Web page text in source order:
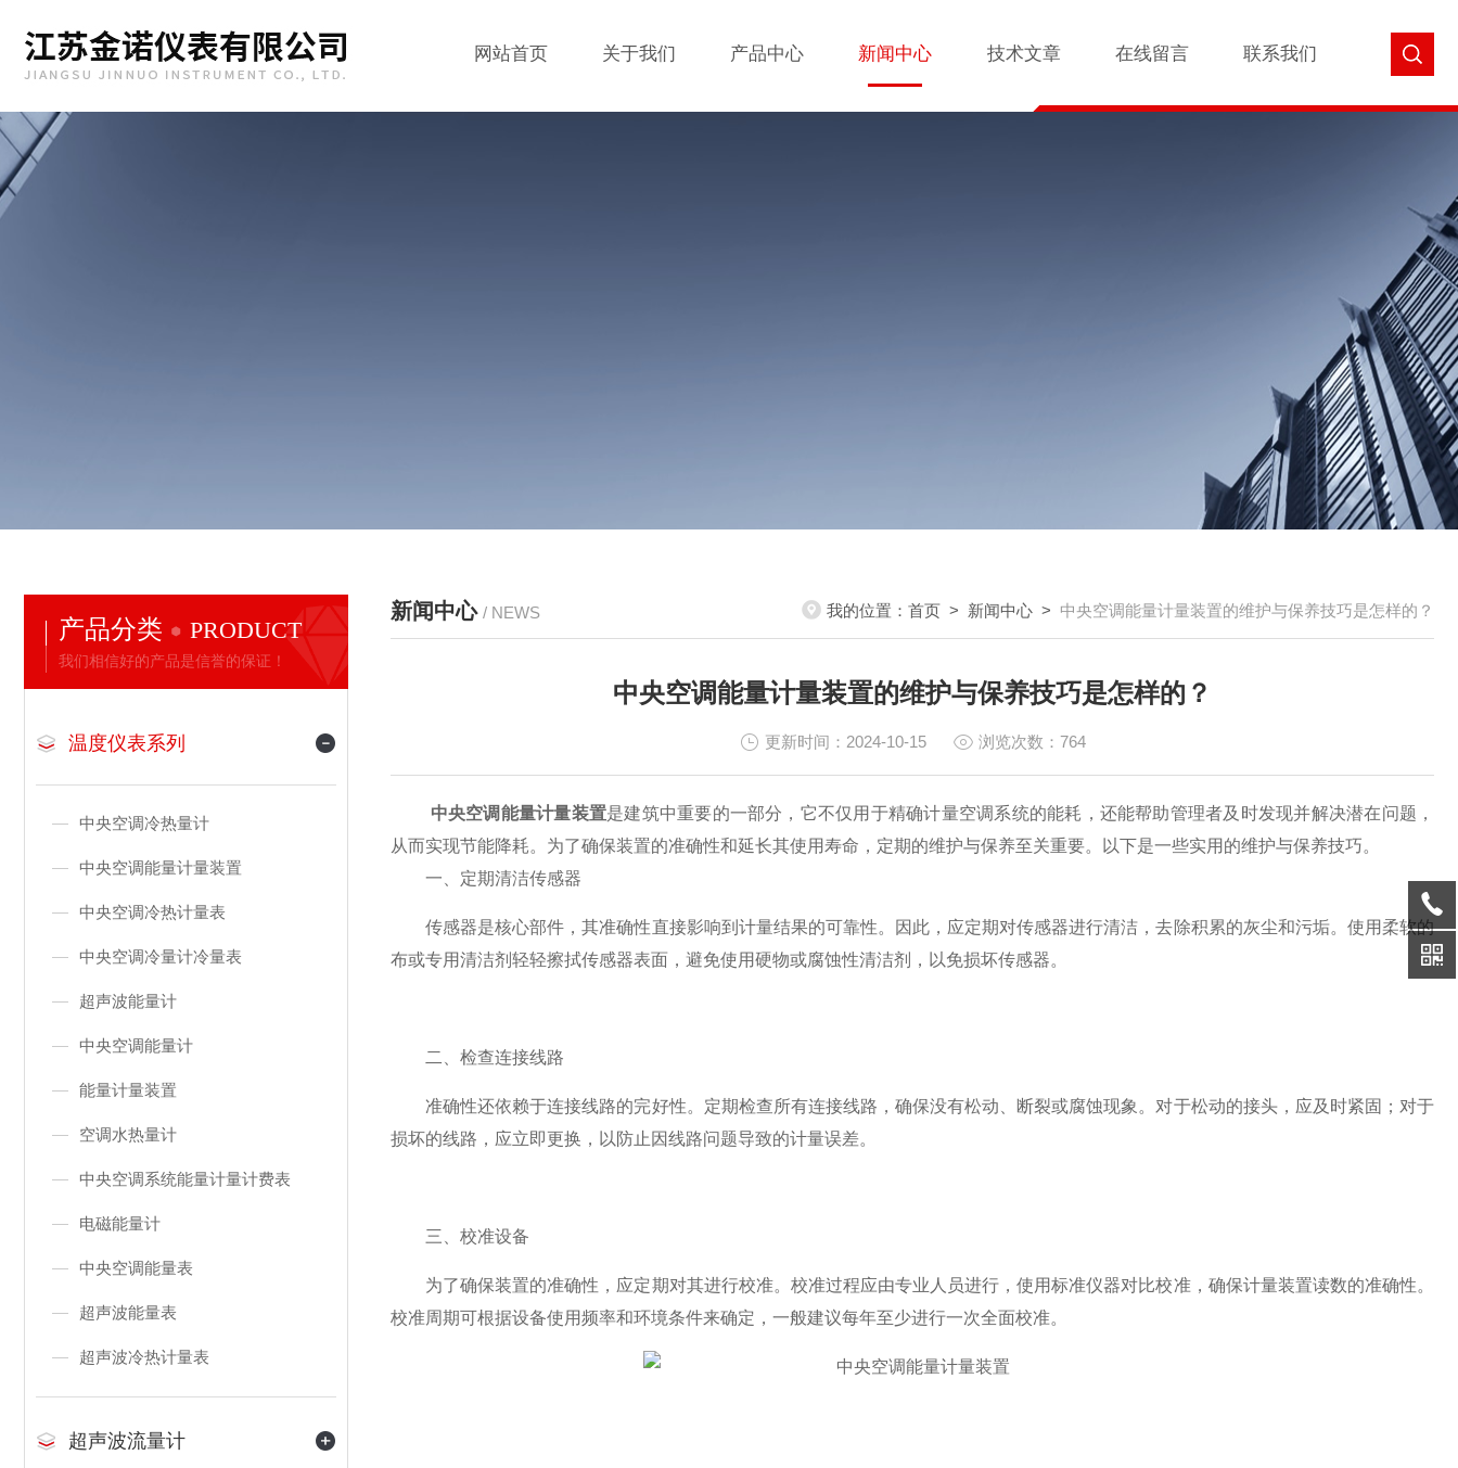
网站首页 关于我们 产品中心 新闻中心 技术文章 在线留言 联系我们
产品分类 PRODUCT
我们相信好的产品是信誉的保证！
温度仪表系列
中央空调冷热量计
中央空调能量计量装置
中央空调冷热计量表
中央空调冷量计冷量表
超声波能量计
中央空调能量计
能量计量装置
空调水热量计
中央空调系统能量计量计费表
电磁能量计
中央空调能量表
超声波能量表
超声波冷热计量表
超声波流量计
新闻中心 / NEWS 我的位置： 首页 > 新闻中心 > 中央空调能量计量装置的维护与保养技巧是怎样的？
中央空调能量计量装置的维护与保养技巧是怎样的？
更新时间：2024-10-15 浏览次数：764
中央空调能量计量装置是建筑中重要的一部分，它不仅用于精确计量空调系统的能耗，还能帮助管理者及时发现并解决潜在问题，
从而实现节能降耗。为了确保装置的准确性和延长其使用寿命，定期的维护与保养至关重要。以下是一些实用的维护与保养技巧。
一、定期清洁传感器
传感器是核心部件，其准确性直接影响到计量结果的可靠性。因此，应定期对传感器进行清洁，去除积累的灰尘和污垢。使用柔软的
布或专用清洁剂轻轻擦拭传感器表面，避免使用硬物或腐蚀性清洁剂，以免损坏传感器。
二、检查连接线路
准确性还依赖于连接线路的完好性。定期检查所有连接线路，确保没有松动、断裂或腐蚀现象。对于松动的接头，应及时紧固；对于
损坏的线路，应立即更换，以防止因线路问题导致的计量误差。
三、校准设备
为了确保装置的准确性，应定期对其进行校准。校准过程应由专业人员进行，使用标准仪器对比校准，确保计量装置读数的准确性。
校准周期可根据设备使用频率和环境条件来确定，一般建议每年至少进行一次全面校准。